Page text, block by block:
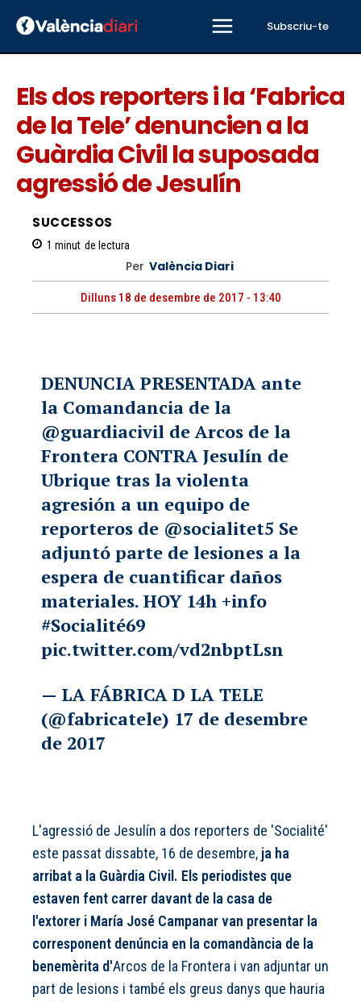
Subscriu-te
Els dos reporters i la ‘Fabrica
de la Tele’ denuncien a la
Guàrdia Civil la suposada
agressió de Jesulín
SUCCESSOS
1 minut de lectura
Per València Diari
Dilluns 18 de desembre de 2017 - 13:40
DENUNCIA PRESENTADA ante
la Comandancia de la
@guardiacivil de Arcos de la
Frontera CONTRA Jesulín de
Ubrique tras la violenta
agresión a un equipo de
reporteros de @socialitet5 Se
adjuntó parte de lesiones a la
espera de cuantificar daños
materiales. HOY 14h +info
#Socialité69
pic.twitter.com/vd2nbptLsn
— LA FÁBRICA D LA TELE
(@fabricatele) 17 de desembre
de 2017
L'agressió de Jesulín a dos reporters de 'Socialité'
este passat dissabte, 16 de desembre, ja ha
arribat a la Guàrdia Civil. Els periodistes que
estaven fent carrer davant de la casa de
l'extorer i María José Campanar van presentar la
corresponent denúncia en la comandància de la
benemèrita d'Arcos de la Frontera i van adjuntar un
part de lesions i també els greus danys que hauria